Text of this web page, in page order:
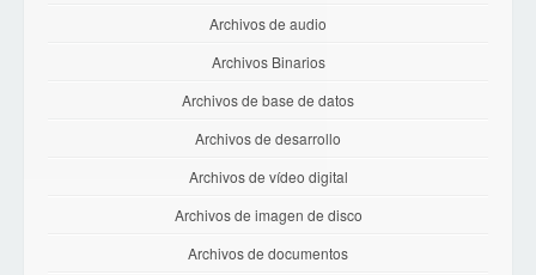
Archivos de audio
Archivos Binarios
Archivos de base de datos
Archivos de desarrollo
Archivos de vídeo digital
Archivos de imagen de disco
Archivos de documentos